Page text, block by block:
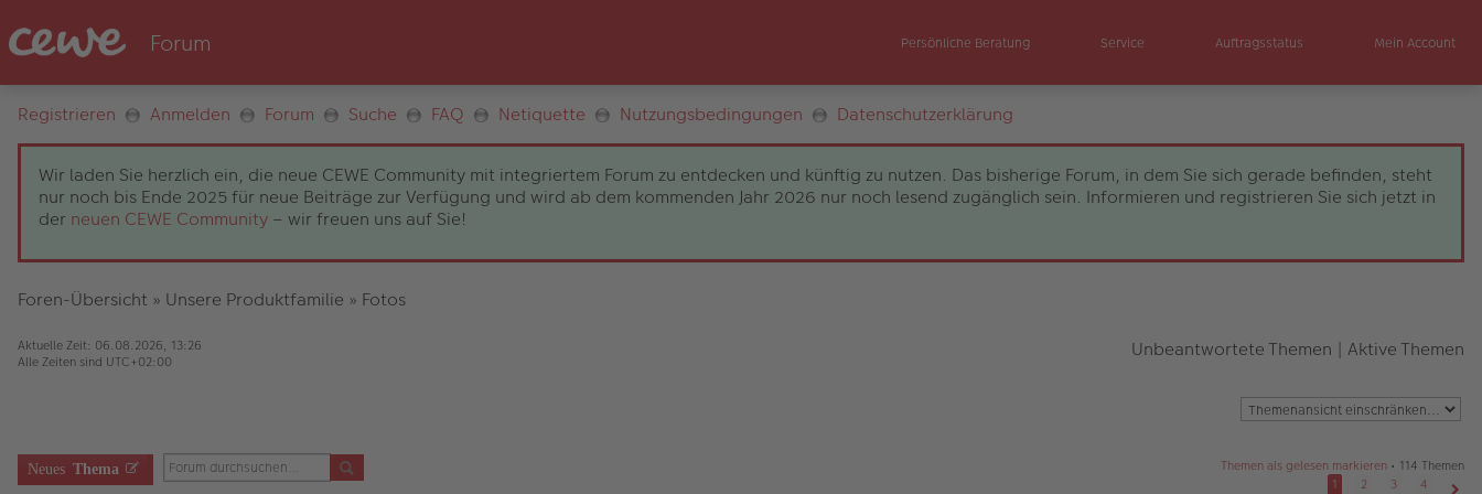
Persönliche Beratung Service Auftragsstatus Mein Account
Registrieren Anmelden Forum Suche FAQ Netiquette Nutzungsbedingungen Datenschutzerklärung
Wir laden Sie herzlich ein, die neue CEWE Community mit integriertem Forum zu entdecken und künftig zu nutzen. Das bisherige Forum, in dem Sie sich gerade befinden, steht
nur noch bis Ende 2025 für neue Beiträge zur Verfügung und wird ab dem kommenden Jahr 2026 nur noch lesend zugänglich sein. Informieren und registrieren Sie sich jetzt in
der neuen CEWE Community – wir freuen uns auf Sie!
Foren-Übersicht » Unsere Produktfamilie » Fotos
Aktuelle Zeit: 06.08.2026, 13:26
Alle Zeiten sind UTC+02:00 Unbeantwortete Themen | Aktive Themen
Neues Thema Themen als gelesen markieren • 114 Themen
1
2 3 4